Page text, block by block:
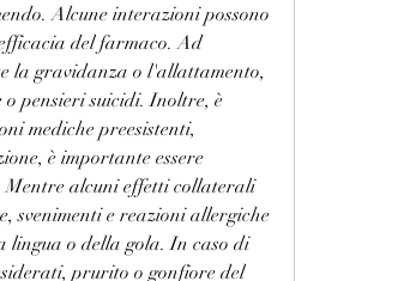
Alcune interazioni possono
del farmaco. Ad
la gravidanza o l'allattamento,
pensieri suicidi. Inoltre, è
mediche preesistenti,
è importante essere
Mentre alcuni effetti collaterali
svenimenti e reazioni allergiche
lingua o della gola. In caso di
prurito o gonfiore del